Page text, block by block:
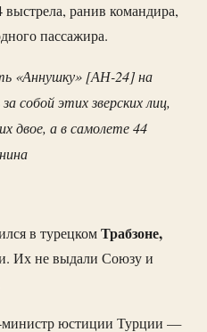
выстрела, ранив командира,
пассажира.
«Аннушку» [АН-24] на
собой этих зверских лиц,
двое, а в самолете 44
в турецкомТрабзоне,
Их не выдали Союзу и
юстиции Турции —